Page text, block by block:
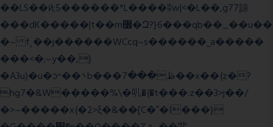
��LS��ӣ;5������*L����ʬw|<�L��,g77諒
���dK�����|t��m߼�Զ?}6���qb��_��u��
�~ f˛��j������WCcq~s������˽a�����
���<�;~y��,}
�A3u)�u�ͻ^��܌b���ڟ���7��x��{z�?
hg7�&W�����%\�䶷�{�t���:z��3>j��/
�>~�����x{�2>ξ�&��[C�ˮ�I���}